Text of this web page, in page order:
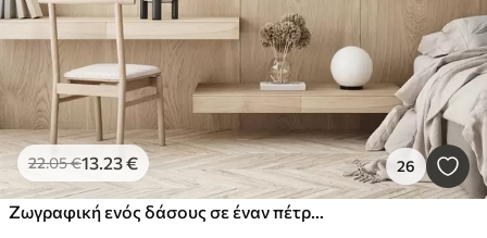
22.05€13.23€ 26
Ζωγραφική ενός δάσους σε έναν πέτρινο τοίχο